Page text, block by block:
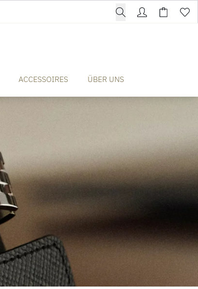
ACCESSOIRES ÜBER UNS